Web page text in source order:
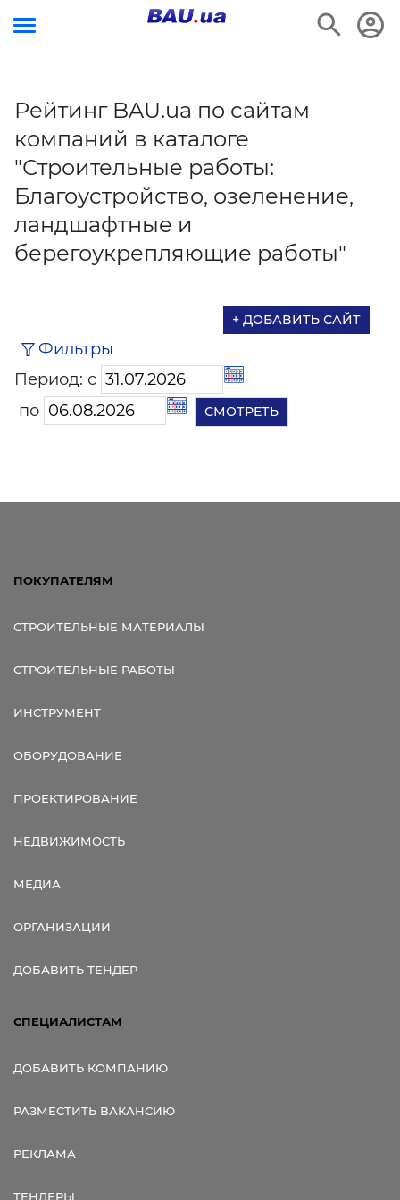
Рейтинг BAU.ua по сайтам
компаний в каталоге
"Строительные работы:
Благоустройство, озеленение,
ландшафтные и
берегоукрепляющие работы"
+ ДОБАВИТЬ САЙТ
Фильтры
Период: с
по
ПОКУПАТЕЛЯМ
СТРОИТЕЛЬНЫЕ МАТЕРИАЛЫ
СТРОИТЕЛЬНЫЕ РАБОТЫ
ИНСТРУМЕНТ
ОБОРУДОВАНИЕ
ПРОЕКТИРОВАНИЕ
НЕДВИЖИМОСТЬ
МЕДИА
ОРГАНИЗАЦИИ
ДОБАВИТЬ ТЕНДЕР
СПЕЦИАЛИСТАМ
ДОБАВИТЬ КОМПАНИЮ
РАЗМЕСТИТЬ ВАКАНСИЮ
РЕКЛАМА
ТЕНДЕРЫ